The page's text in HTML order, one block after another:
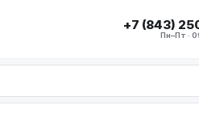
+7 (843)
Пн–Пт ·